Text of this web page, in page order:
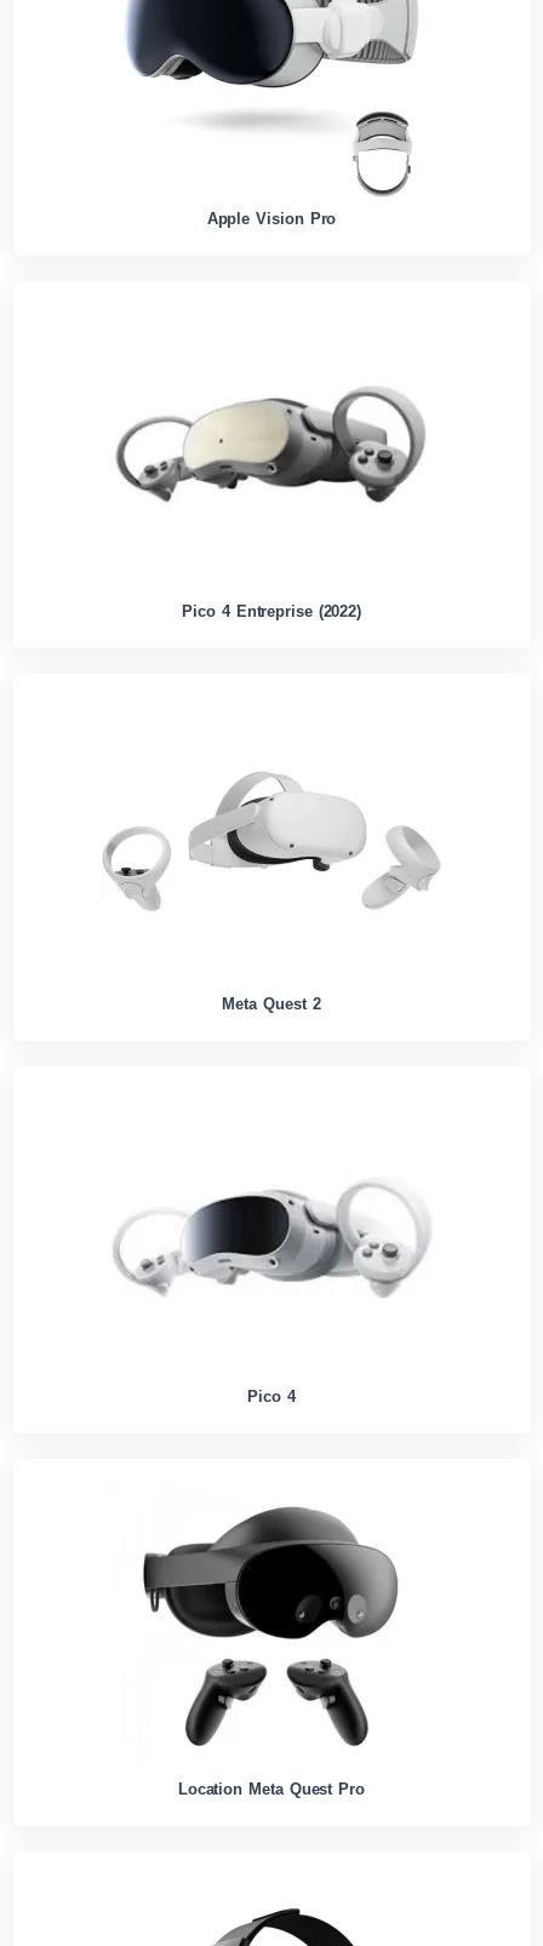
Apple Vision Pro
Pico 4 Entreprise (2022)
Meta Quest 2
Pico 4
Location Meta Quest Pro